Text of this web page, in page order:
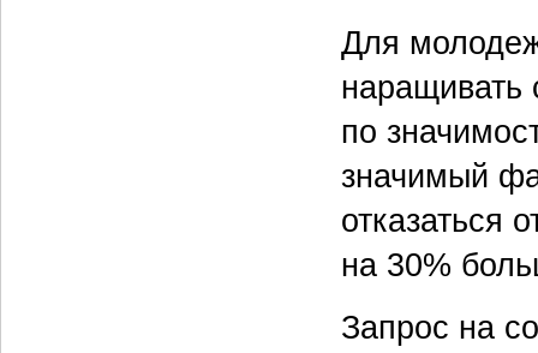
Для
наращивать
по
значимый
отказаться
на 30%
Запрос на